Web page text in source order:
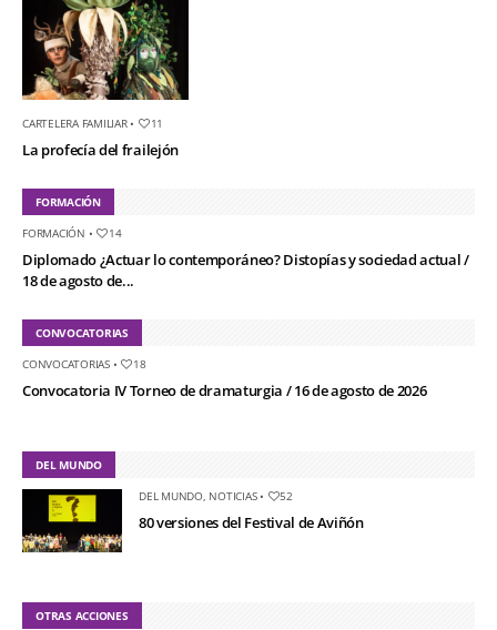
CARTELERA FAMILIAR• 11
La profecía del frailejón
FORMACIÓN
FORMACIÓN • 14
Diplomado ¿Actuar lo contemporáneo? Distopías y sociedad actual /
18 de agosto de...
CONVOCATORIAS
CONVOCATORIAS• 18
Convocatoria IV Torneo de dramaturgia / 16 de agosto de 2026
DEL MUNDO
DEL MUNDO, NOTICIAS• 52
80 versiones del Festival de Aviñón
OTRAS ACCIONES